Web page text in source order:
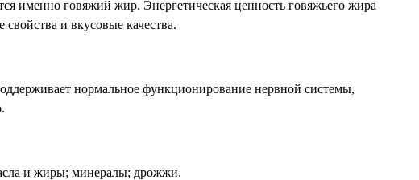
именно говяжий жир. Энергетическая ценность говяжьего жира
и вкусовые качества.
нормальное функционирование нервной системы,
и жиры; минералы; дрожжи.